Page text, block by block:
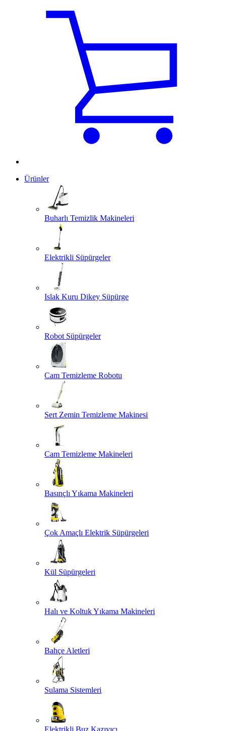
Ürünler
Buharlı Temizlik Makineleri
Elektrikli Süpürgeler
Islak Kuru Dikey Süpürge
Robot Süpürgeler
Cam Temizleme Robotu
Sert Zemin Temizleme Makinesi
Cam Temizleme Makineleri
Basınçlı Yıkama Makineleri
Çok Amaçlı Elektrik Süpürgeleri
Kül Süpürgeleri
Halı ve Koltuk Yıkama Makineleri
Bahçe Aletleri
Sulama Sistemleri